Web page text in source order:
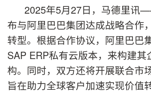
2025年5月27日，马德里讯
布与阿里巴巴集团达成战略合作
转型。根据合作协议，阿里巴巴
SAP ERP私有云版本，来构建其
构。同时，双方还将开展联合市
旨在助力全球客户加速实现价值